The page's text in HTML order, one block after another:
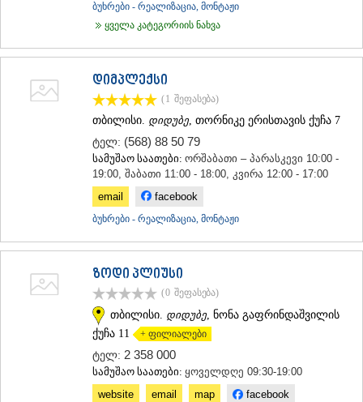
ᲥᲐᲠᲔᲚᲘ
ᲮᲐᲨᲣᲠᲘ
ბუხრები - რეალიზაცია, მონტაჟი
ყველა კატეგორიის ნახვა
დიმპლექსი
(1 შეფასება)
თბილისი. დიდუბე , თორნიკე ერისთავის ქუჩა 7
ტელ: (568) 88 50 79
სამუშაო საათები: ორშაბათი – პარასკევი 10:00 -
19:00, შაბათი 11:00 - 18:00, კვირა 12:00 - 17:00
email
facebook
ბუხრები - რეალიზაცია, მონტაჟი
ზოდი პლიუსი
(0 შეფასება)
თბილისი. დიდუბე , ნონა გაფრინდაშვილის
ქუჩა 11 + ფილიალები
ტელ: 2 358 000
სამუშაო საათები: ყოველდღე 09:30-19:00
website
email map facebook